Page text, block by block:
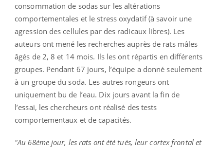
consommation de sodas sur les altérations
comportementales et le stress oxydatif (à savoir une
agression des cellules par des radicaux libres). Les
auteurs ont mené les recherches auprès de rats mâles
âgés de 2, 8 et 14 mois. Ils les ont répartis en différents
groupes. Pendant 67 jours, l’équipe a donné seulement
à un groupe du soda. Les autres rongeurs ont
uniquement bu de l’eau. Dix jours avant la fin de
l’essai, les chercheurs ont réalisé des tests
comportementaux et de capacités.
"Au 68ème jour, les rats ont été tués, leur cortex frontal et